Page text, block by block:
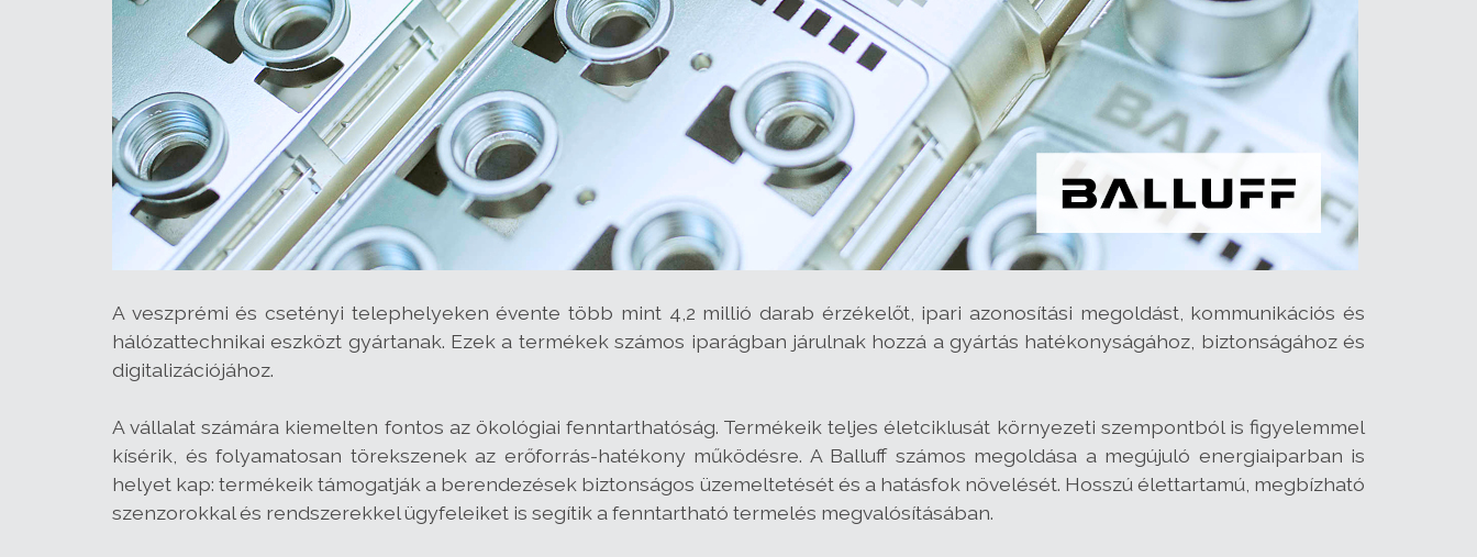
A veszprémi és csetényi telephelyeken évente több mint 4,2 millió darab érzékelőt, ipari azonosítási megoldást, kommunikációs és
hálózattechnikai eszközt gyártanak. Ezek a termékek számos iparágban járulnak hozzá a gyártás hatékonyságához, biztonságához és
digitalizációjához.
A vállalat számára kiemelten fontos az ökológiai fenntarthatóság. Termékeik teljes életciklusát környezeti szempontból is figyelemmel
kísérik, és folyamatosan törekszenek az erőforrás-hatékony működésre. A Balluff számos megoldása a megújuló energiaiparban is
helyet kap: termékeik támogatják a berendezések biztonságos üzemeltetését és a hatásfok növelését. Hosszú élettartamú, megbízható
szenzorokkal és rendszerekkel ügyfeleiket is segítik a fenntartható termelés megvalósításában.